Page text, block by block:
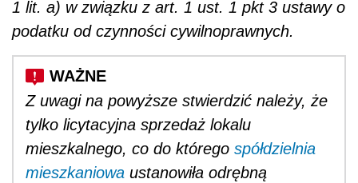
1 lit. a) w związku z art. 1 ust. 1 pkt 3 ustawy o
podatku od czynności cywilnoprawnych.
Z uwagi na powyższe stwierdzić należy, że
tylko licytacyjna sprzedaż lokalu
mieszkalnego, co do którego spółdzielnia
mieszkaniowa ustanowiła odrębną